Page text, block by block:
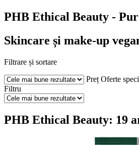
PHB Ethical Beauty -
Skincare și make-up
Filtrare și sortare
Preț Oferte
Filtru
PHB Ethical Beauty: 19